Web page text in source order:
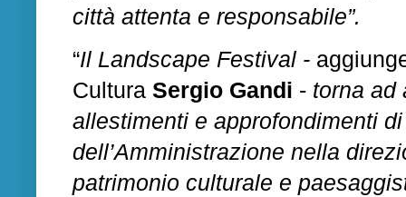
città attenta e responsabile”.
“Il Landscape Festival -
Cultura Sergio Gandi - torna ad
allestimenti e approfondimenti
dell’Amministrazione nella
patrimonio culturale e